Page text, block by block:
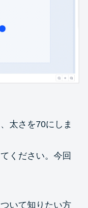
太さを70にしま
ください。今回
いて知りたい方